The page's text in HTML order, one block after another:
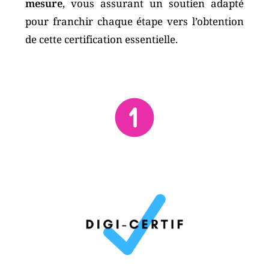
mesure, vous assurant un soutien adapté
pour franchir chaque étape vers l’obtention
de cette certification essentielle.